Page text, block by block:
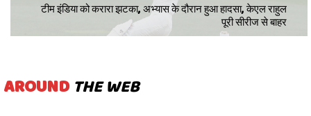
टीम इंडिया को करारा झटका, अभ्यास के दौरान हुआ हादसा, केएल राहुल
पूरी सीरीज से बाहर
AROUND THE WEB